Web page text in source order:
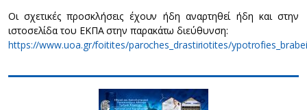
Οι σχετικές προσκλήσεις έχουν ήδη αναρτηθεί ήδη και στην
ιστοσελίδα του ΕΚΠΑ στην παρακάτω διεύθυνση:
https://www.uoa.gr/foitites/paroches_drastiriotites/